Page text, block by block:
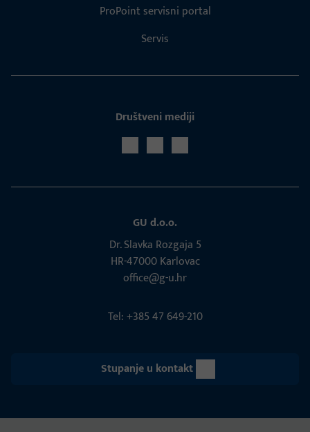
ProPoint servisni portal
Servis
Društveni mediji
GU d.o.o.
Dr. Slavka Rozgaja 5
HR-47000 Karlovac
office@g-u.hr
Tel: +385 47 649-210
Stupanje u kontakt